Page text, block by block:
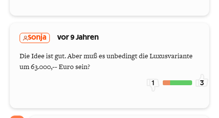
Sonja vor 9 Jahren
Die Idee ist gut. Aber muß es unbedingt die Luxusvariante
um 63.000,-- Euro sein?
1 3